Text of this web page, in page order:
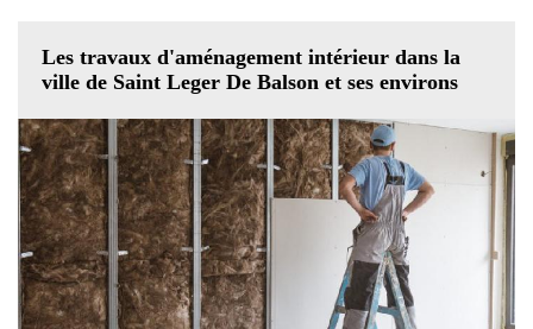
Les travaux d'aménagement intérieur dans la
ville de Saint Leger De Balson et ses environs